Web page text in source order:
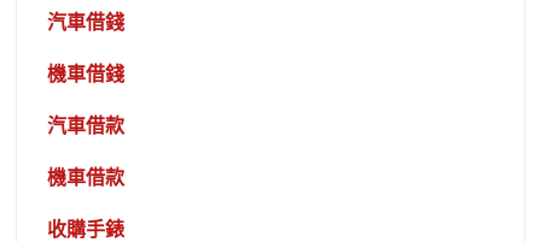
汽車借錢
機車借錢
汽車借款
機車借款
收購手錶